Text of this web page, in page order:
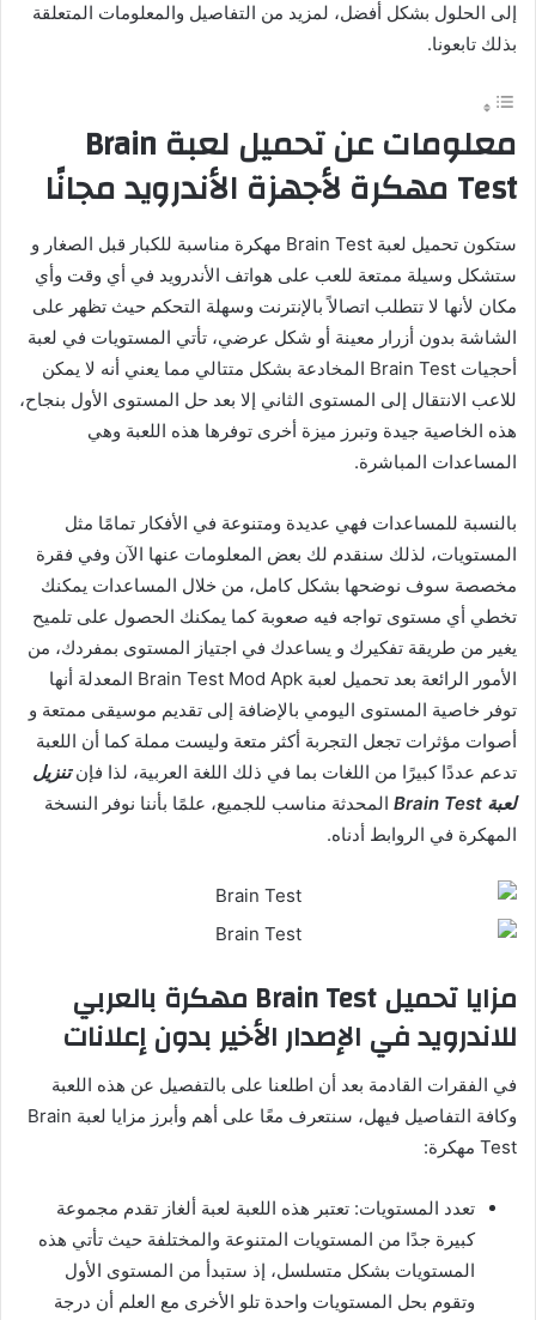
إلى الحلول بشكل أفضل، لمزيد من التفاصيل والمعلومات المتعلقة
بذلك تابعونا.
معلومات عن تحميل لعبة Brain
Test مهكرة لأجهزة الأندرويد مجانًا
ستكون تحميل لعبة Brain Test مهكرة مناسبة للكبار قبل الصغار و
ستشكل وسيلة ممتعة للعب على هواتف الأندرويد في أي وقت وأي
مكان لأنها لا تتطلب اتصالاً بالإنترنت وسهلة التحكم حيث تظهر على
الشاشة بدون أزرار معينة أو شكل عرضي، تأتي المستويات في لعبة
أحجيات Brain Test المخادعة بشكل متتالي مما يعني أنه لا يمكن
للاعب الانتقال إلى المستوى الثاني إلا بعد حل المستوى الأول بنجاح،
هذه الخاصية جيدة وتبرز ميزة أخرى توفرها هذه اللعبة وهي
المساعدات المباشرة.
بالنسبة للمساعدات فهي عديدة ومتنوعة في الأفكار تمامًا مثل
المستويات، لذلك سنقدم لك بعض المعلومات عنها الآن وفي فقرة
مخصصة سوف نوضحها بشكل كامل، من خلال المساعدات يمكنك
تخطي أي مستوى تواجه فيه صعوبة كما يمكنك الحصول على تلميح
يغير من طريقة تفكيرك و يساعدك في اجتياز المستوى بمفردك، من
الأمور الرائعة بعد تحميل لعبة Brain Test Mod Apk المعدلة أنها
توفر خاصية المستوى اليومي بالإضافة إلى تقديم موسيقى ممتعة و
أصوات مؤثرات تجعل التجربة أكثر متعة وليست مملة كما أن اللعبة
تدعم عددًا كبيرًا من اللغات بما في ذلك اللغة العربية، لذا فإنتنزيل
لعبة Brain Test
المحدثة مناسب للجميع، علمًا بأننا نوفر النسخة
المهكرة في الروابط أدناه.
مزايا تحميل Brain Test مهكرة بالعربي
للاندرويد في الإصدار الأخير بدون إعلانات
في الفقرات القادمة بعد أن اطلعنا على بالتفصيل عن هذه اللعبة
وكافة التفاصيل فيهل، سنتعرف معًا على أهم وأبرز مزايا لعبة Brain
Test مهكرة:
تعدد المستويات: تعتبر هذه اللعبة لعبة ألغاز تقدم مجموعة
كبيرة جدًا من المستويات المتنوعة والمختلفة حيث تأتي هذه
المستويات بشكل متسلسل، إذ ستبدأ من المستوى الأول
وتقوم بحل المستويات واحدة تلو الأخرى مع العلم أن درجة